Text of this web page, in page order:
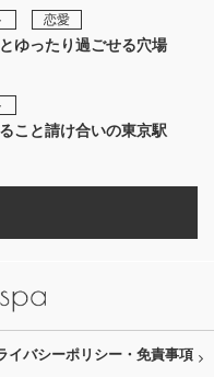
恋愛
ゆったり過ごせる穴場
こと請け合いの東京駅
イバシーポリシー・免責事項